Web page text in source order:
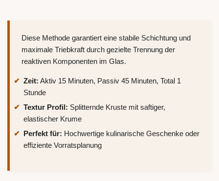
Diese Methode garantiert eine stabile Schichtung und
maximale Triebkraft durch gezielte Trennung der
reaktiven Komponenten im Glas.
Zeit: Aktiv 15 Minuten, Passiv 45 Minuten, Total 1
Stunde
Textur Profil: Splitternde Kruste mit saftiger,
elastischer Krume
Perfekt für: Hochwertige kulinarische Geschenke oder
effiziente Vorratsplanung